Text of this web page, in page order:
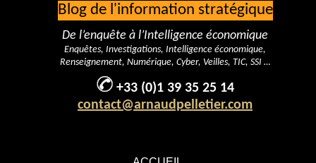
Blog de l'information stratégique
De l’enquête à l’Intelligence économique
Enquêtes, Investigations, Intelligence économique,
Renseignement, Numérique, Cyber, Veilles, TIC, SSI …
+33 (0)1 39 35 25 14
contact@arnaudpelletier.com